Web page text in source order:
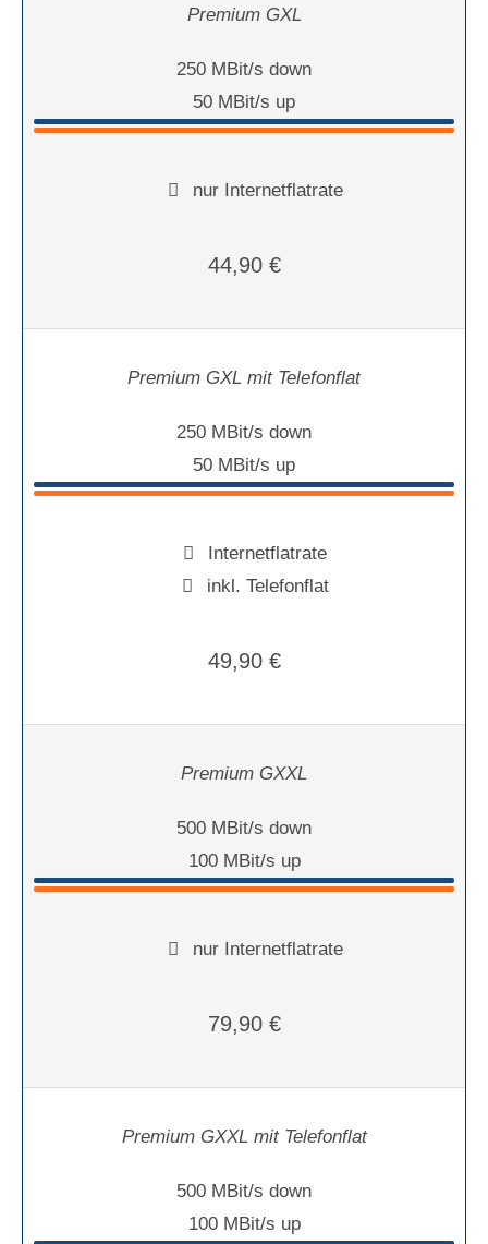
Premium GXL
250 MBit/s down
50 MBit/s up
nur Internetflatrate
44,90 €
Premium GXL mit Telefonflat
250 MBit/s down
50 MBit/s up
Internetflatrate
inkl. Telefonflat
49,90 €
Premium GXXL
500 MBit/s down
100 MBit/s up
nur Internetflatrate
79,90 €
Premium GXXL mit Telefonflat
500 MBit/s down
100 MBit/s up